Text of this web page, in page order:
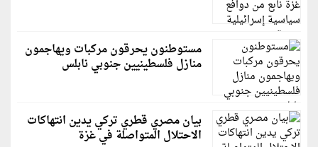
مستوطنون يحرقون مركبات ويهاجمون
منازل فلسطينيين جنوبي نابلس
بيان مصري قطري تركي يدين انتهاكات
الاحتلال المتواصلة في غزة